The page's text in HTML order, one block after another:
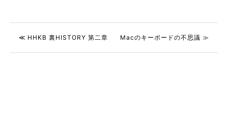
≪ HHKB 裏HISTORY 第二章 Macのキーボードの不思議 ≫